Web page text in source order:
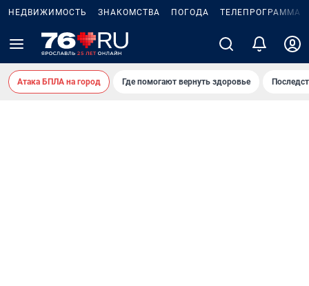
НЕДВИЖИМОСТЬ ЗНАКОМСТВА ПОГОДА ТЕЛЕПРОГРАММА
Атака БПЛА на город Где помогают вернуть здоровье